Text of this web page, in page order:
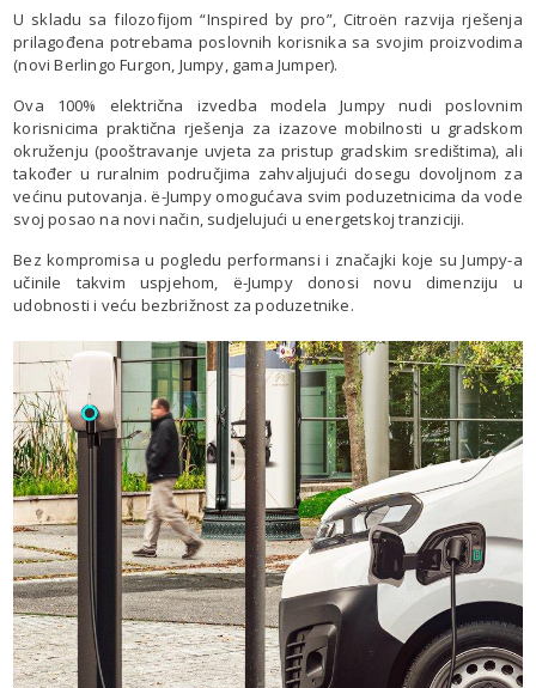
U skladu sa filozofijom “Inspired by pro”, Citroën razvija rješenja
prilagođena potrebama poslovnih korisnika sa svojim proizvodima
(novi Berlingo Furgon, Jumpy, gama Jumper).
Ova 100% električna izvedba modela Jumpy nudi poslovnim
korisnicima praktična rješenja za izazove mobilnosti u gradskom
okruženju (pooštravanje uvjeta za pristup gradskim središtima), ali
također u ruralnim područjima zahvaljujući dosegu dovoljnom za
većinu putovanja. ë-Jumpy omogućava svim poduzetnicima da vode
svoj posao na novi način, sudjelujući u energetskoj tranziciji.
Bez kompromisa u pogledu performansi i značajki koje su Jumpy-a
učinile takvim uspjehom, ë-Jumpy donosi novu dimenziju u
udobnosti i veću bezbrižnost za poduzetnike.